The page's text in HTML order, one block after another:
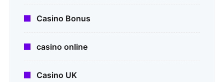
Casino Bonus
casino online
Casino UK